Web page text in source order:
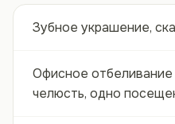
Зубное украшение,
Офисное отбеливание
челюсть, одно